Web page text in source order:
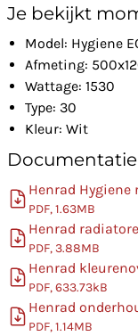
Je bekijkt
Model: Hygiene
Afmeting:
Wattage: 1530
Type: 30
Kleur: Wit
Documentatie
Henrad
PDF, 1.63MB
Henrad
PDF, 3.88MB
Henrad
PDF, 633.73kB
Henrad
PDF, 1.14MB